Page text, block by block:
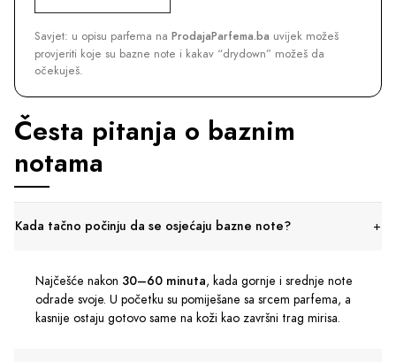
Savjet: u opisu parfema na ProdajaParfema.ba uvijek možeš
provjeriti koje su bazne note i kakav “drydown” možeš da
očekuješ.
Česta pitanja o baznim
notama
Kada tačno počinju da se osjećaju bazne note?
Najčešće nakon 30–60 minuta, kada gornje i srednje note
odrade svoje. U početku su pomiješane sa srcem parfema, a
kasnije ostaju gotovo same na koži kao završni trag mirisa.